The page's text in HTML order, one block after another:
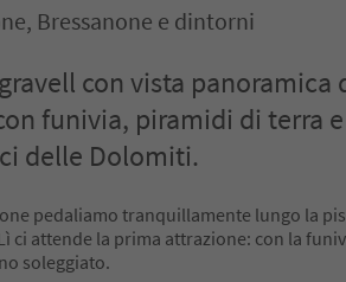
Bressanone e dintorni
con vista panoramica
funivia, piramidi di terra
delle Dolomiti.
pedaliamo tranquillamente lungo la
ci attende la prima attrazione: con la
soleggiato.